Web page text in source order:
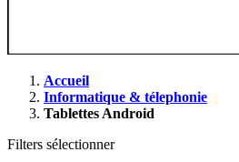
Accueil
Informatique & télephonie
Tablettes Android
Filters sélectionner